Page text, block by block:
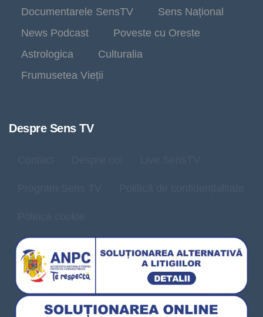
Documentarele SensTV
Sens Național
News Podcast
Poveste cu Oreste
Astrologica
Culturalia
Frumusetea Vieții
Despre Sens TV